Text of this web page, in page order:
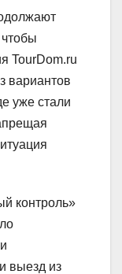
TourDom.ru
вариантов
уже стали
контроль»
выезд из